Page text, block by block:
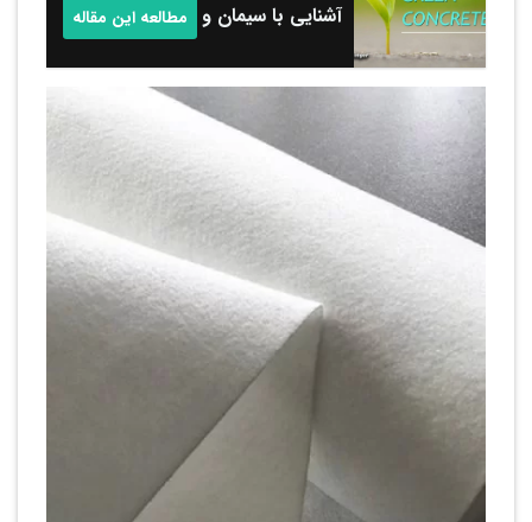
آشنایی با سیمان و بتن سبزمطالعه این مقاله